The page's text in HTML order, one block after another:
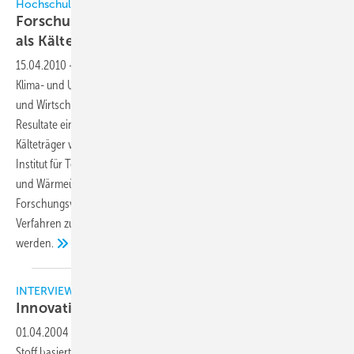
Hochschule Karlsruhe auf der Hannover-Messe 2010
Forschungsresultate zum Einsatz von Eisbrei
als Kälteträger
15.04.2010 -
Klima- und Umwelttechnik (IKKU) der Hochschule Karlsruhe Technik
und Wirtschaft auf der Hannover-Messe in Halle 2, Stand C24,
Resultate eines Forschungsprojekts zum Einsatz von Eisbrei als
Kälteträger vorstellen. Das Projekt wird gemeinsam mit dem Karlsruher
Institut für Technologie (KIT) und einem Hersteller von Eisspeichern
und Wärmeüberträgern durchgeführt. Im Rahmen dieses
Forschungsvorhabens soll ein zuverlässiges und kostengünstiges
Verfahren zur Herstellung des Kälteträgers Eisbrei entwickelt
werden.
INTERVIEW
Innovativer Kälteträger aus
01.04.2004